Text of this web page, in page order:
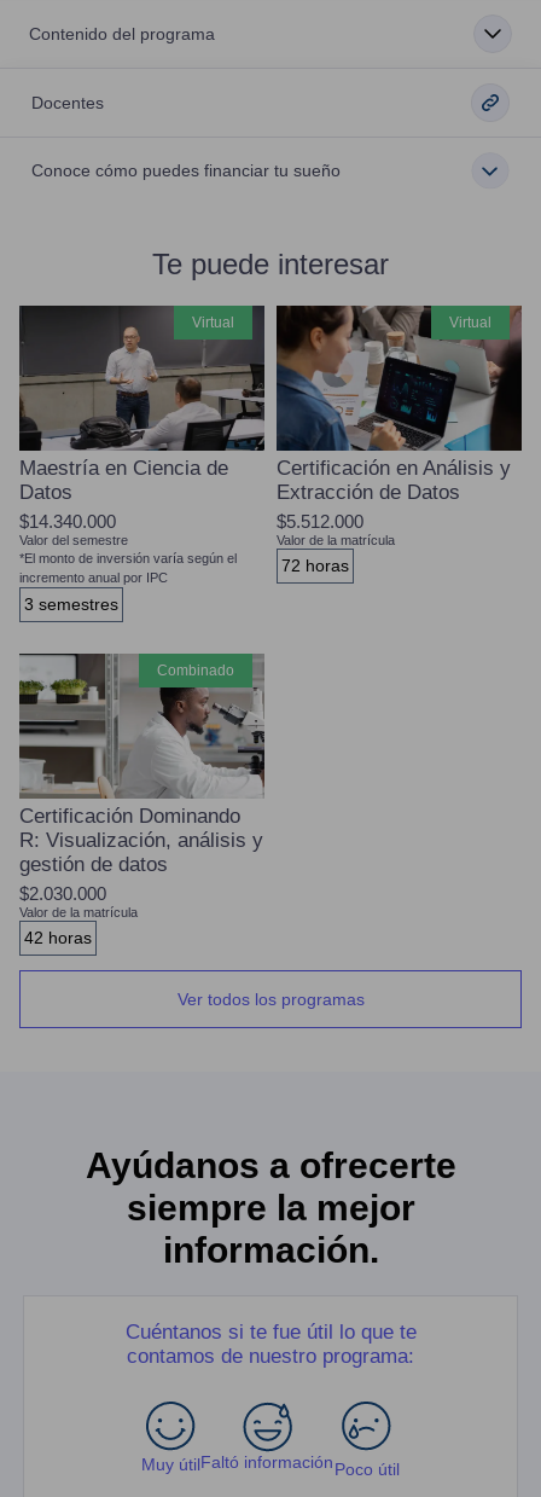
Contenido del programa
Docentes
Conoce cómo puedes financiar tu sueño
Te puede interesar
virtual
Maestría en Ciencia de
Datos
$14.340.000
Valor del semestre
*El monto de inversión varía según el
incremento anual por IPC
3 semestres
virtual
Certificación en Análisis y
Extracción de Datos
$5.512.000
Valor de la matrícula
72 horas
combinado
Certificación Dominando
R: Visualización, análisis y
gestión de datos
$2.030.000
Valor de la matrícula
42 horas
Ver todos los programas
Ayúdanos a ofrecerte
siempre la mejor
información.
Cuéntanos si te fue útil lo que te
contamos de nuestro programa:
Muy útilFaltó informaciónPoco útil